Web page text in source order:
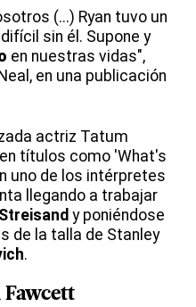
(...) Ryan tuvo un
sin él. Supone y
en nuestras vidas",
en una publicación
actriz Tatum
títulos como 'What's
uno de los intérpretes
llegando a trabajar
y poniéndose
de la talla de Stanley
.
Fawcett